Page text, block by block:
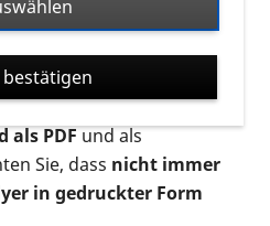
Audios oder Videos zu
und Broschüren werden in
angeboten: zur
als gedruckte Variante
als PDFund als
Sie, dass nicht immer
in gedruckter Form